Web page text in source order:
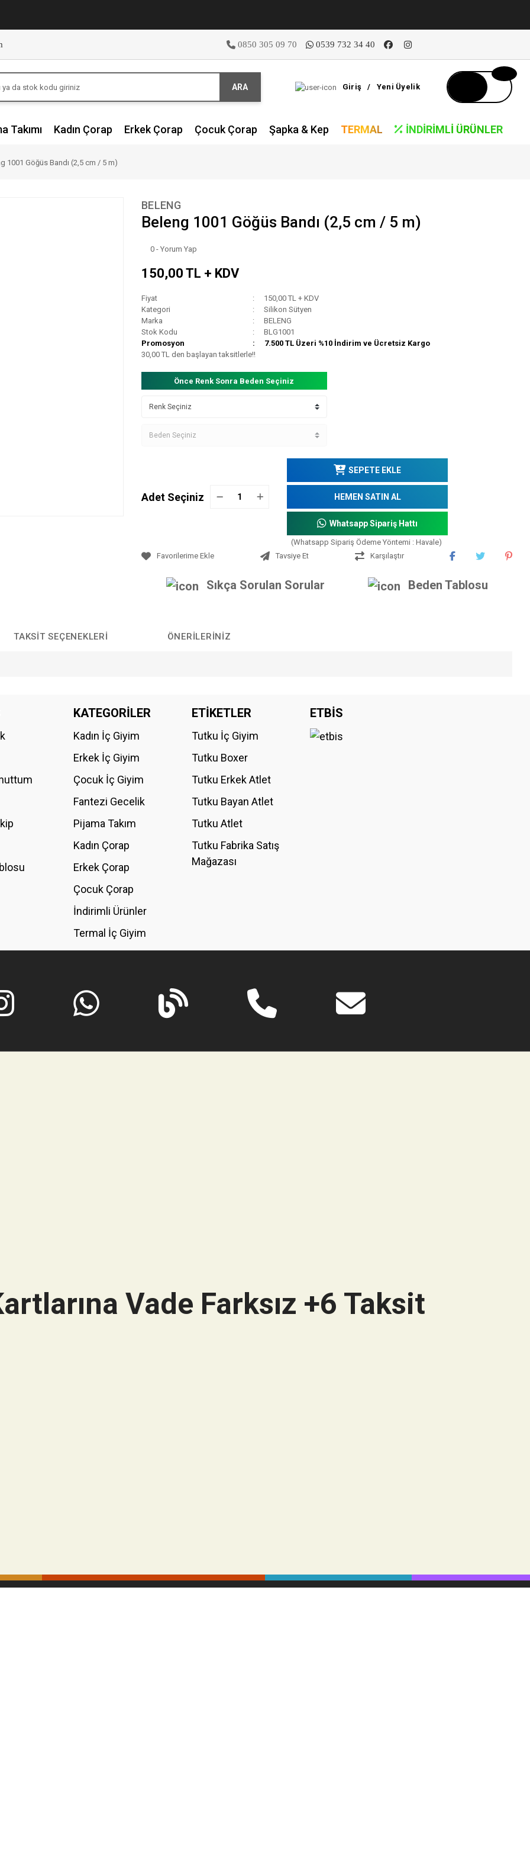
0850 305 09 70 0539 732 34 40
ARA Giriş / Yeni Üyelik
Takımı Kadın Çorap Erkek Çorap Çocuk Çorap Şapka & Kep TERMAL İNDIRIMLI ÜRÜNLER
1001 Göğüs Bandı (2,5 cm / 5 m)
BELENG
Beleng 1001 Göğüs Bandı (2,5 cm / 5 m)
0 - Yorum Yap
150,00 TL + KDV
Fiyat
150,00 TL + KDV
Kategori
Silikon Sütyen
Marka
BELENG
Stok Kodu
BLG1001
Promosyon
7.500 TL Üzeri %10 İndirim ve Ücretsiz Kargo
30,00 TL den başlayan taksitlerle!!
Önce Renk Sonra Beden Seçiniz
Adet Seçiniz
SEPETE EKLE
HEMEN SATIN AL
Whatsapp Sipariş Hattı
(Whatsapp Sipariş Ödeme Yöntemi : Havale)
Tavsiye Et
Karşılaştır
Sıkça Sorulan Sorular Beden Tablosu
TAKSIT SEÇENEKLERI ÖNERILERINIZ
Bu ürüne ilk yorumu siz yapın!
KATEGORİLER
Kadın İç Giyim
Erkek İç Giyim
Çocuk İç Giyim
Fantezi Gecelik
Pijama Takım
Kadın Çorap
Erkek Çorap
Çocuk Çorap
İndirimli Ürünler
Termal İç Giyim
ETİKETLER
Tutku İç Giyim
Tutku Boxer
Tutku Erkek Atlet
Tutku Bayan Atlet
Tutku Atlet
Tutku Fabrika Satış
Mağazası
ETBİS
Vade Farksız +6 Taksit